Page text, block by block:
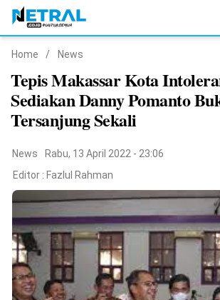
Nasional
Pemerintahan
Pendidikan
Peristiwa
Olahraga
Home / News
Tepis Makassar Kota
Sediakan Danny Pomanto
Tersanjung Sekali
News
Rabu, 13 April 2022 - 23:06
Editor : Fazlul Rahman